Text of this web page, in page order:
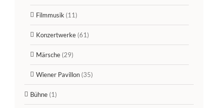
Filmmusik (11)
Konzertwerke (61)
Märsche (29)
Wiener Pavillon (35)
Bühne (1)